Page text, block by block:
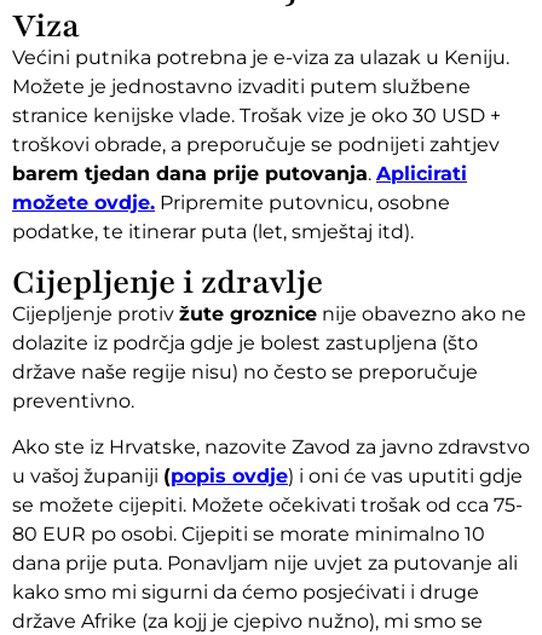
Viza
Većini putnika potrebna je e-viza za ulazak u Keniju.
Možete je jednostavno izvaditi putem službene
stranice kenijske vlade. Trošak vize je oko 30 USD +
troškovi obrade, a preporučuje se podnijeti zahtjev
barem tjedan dana prije putovanja. Aplicirati
možete ovdje. Pripremite putovnicu, osobne
podatke, te itinerar puta (let, smještaj itd).
Cijepljenje i zdravlje
Cijepljenje protiv žute groznice nije obavezno ako ne
dolazite iz podrčja gdje je bolest zastupljena (što
države naše regije nisu) no često se preporučuje
preventivno.
Ako ste iz Hrvatske, nazovite Zavod za javno zdravstvo
u vašoj županiji (popis ovdje) i oni će vas uputiti gdje
se možete cijepiti. Možete očekivati trošak od cca 75-
80 EUR po osobi. Cijepiti se morate minimalno 10
dana prije puta. Ponavljam nije uvjet za putovanje ali
kako smo mi sigurni da ćemo posjećivati i druge
države Afrike (za kojj je cjepivo nužno), mi smo se